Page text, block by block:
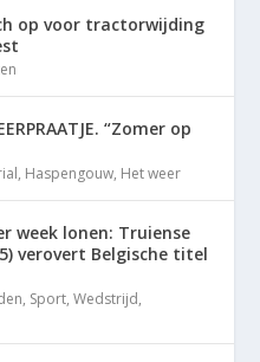
op voor tractorwijding
“Zomer op
, Haspengouw, Het weer
week lonen: Truiense
verovert Belgische titel
, Sport,Wedstrijd,